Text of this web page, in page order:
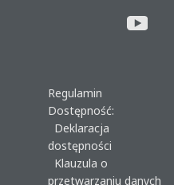
Regulamin
Dostępność:
Deklaracja
dostępności
Klauzula o
przetwarzaniu danych